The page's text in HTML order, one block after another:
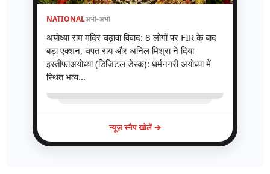
NATIONALअभी-अभी
अयोध्या राम मंदिर चढ़ावा विवाद: 8 लोगों पर FIR के बाद
बड़ा एक्शन, चंपत राय और अनिल मिश्रा ने दिया
इस्तीफाअयोध्या (डिजिटल डेस्क): धर्मनगरी अयोध्या में
स्थित भव्य...
न्यूज़ स्नैप खोलें ➔